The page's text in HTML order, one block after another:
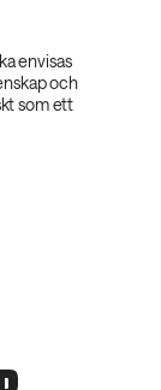
envisas
och
som ett